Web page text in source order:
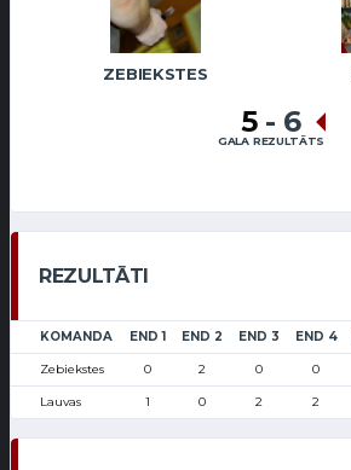
ZEBIEKSTES
5 - 6
GALA REZULTĀTS
REZULTĀTI
KOMANDA END 1 END 2 END 3 END 4
Zebiekstes 0 2 0 0
Lauvas 1 0 2 2